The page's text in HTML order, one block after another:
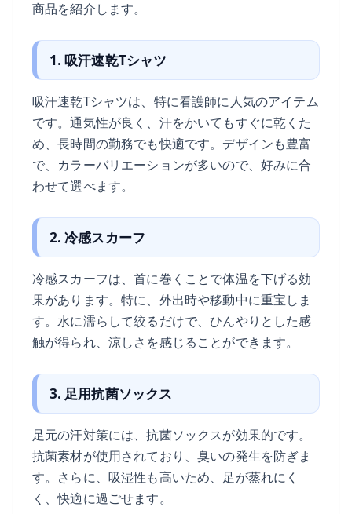
商品を紹介します。
1. 吸汗速乾Tシャツ
吸汗速乾Tシャツは、特に看護師に人気のアイテム
です。通気性が良く、汗をかいてもすぐに乾くた
め、長時間の勤務でも快適です。デザインも豊富
で、カラーバリエーションが多いので、好みに合
わせて選べます。
2. 冷感スカーフ
冷感スカーフは、首に巻くことで体温を下げる効
果があります。特に、外出時や移動中に重宝しま
す。水に濡らして絞るだけで、ひんやりとした感
触が得られ、涼しさを感じることができます。
3. 足用抗菌ソックス
足元の汗対策には、抗菌ソックスが効果的です。
抗菌素材が使用されており、臭いの発生を防ぎま
す。さらに、吸湿性も高いため、足が蒸れにく
く、快適に過ごせます。